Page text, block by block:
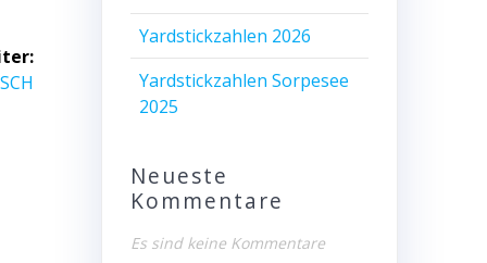
Yardstickzahlen 2026
Yardstickzahlen Sorpesee
2025
Neueste
Kommentare
Es sind keine Kommentare